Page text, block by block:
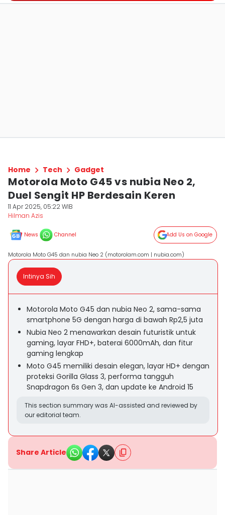
Home Tech Gadget
Motorola Moto G45 vs nubia Neo 2,
Duel Sengit HP Berdesain Keren
11 Apr 2025, 05:22 WIB
Hilman Azis
News Channel Add Us on Google
Motorola Moto G45 dan nubia Neo 2 (motorolam.com | nubia.com)
Intinya Sih
Motorola Moto G45 dan nubia Neo 2, sama-sama
smartphone 5G dengan harga di bawah Rp2,5 juta
Nubia Neo 2 menawarkan desain futuristik untuk
gaming, layar FHD+, baterai 6000mAh, dan fitur
gaming lengkap
Moto G45 memiliki desain elegan, layar HD+ dengan
proteksi Gorilla Glass 3, performa tangguh
Snapdragon 6s Gen 3, dan update ke Android 15
This section summary was AI-assisted and reviewed by
our editorial team.
Share Article